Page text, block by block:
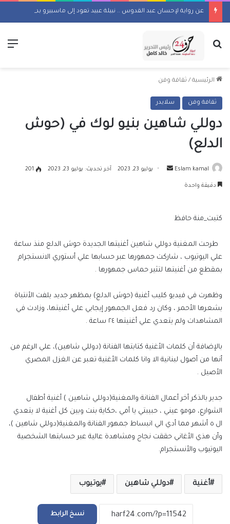
بحث عن
الرئيسية / ثقافة وفن
ثقافة وفن سلايدر
دوللي شاهين بنيو لوك في (حوش
الدلع)
Eslam kamal
أرسل يوليو 23, 2023 آخر تحديث: يوليو 23, 2023 201
دقيقة واحدة
كتبت_منة حافظ
طرحت المغنية دوللي شاهين أغنيتها الجديدة حوش الدلع منذ ساعة
علي اليوتيوب ، شاركت جمهورها عبر حسابها علي أستوري الانستجرام
بمقطع من أغنيتها لتثير حماس جمهورها .
وظهرت في فيديو كليب أغنية (حوش الدلع) بمظهر جديد يلفت الأنتباة
بشعرها الأحمر ، وكان رد فعل الجمهور إيجابي علي أغنيتها، وزادت في
المشاهدات ولم يتعدي علي أغنيتها ٢٤ ساعة .
بالإضافة أن كلمات الأغنية كتابتها الفنانة (دوللي شاهين)، علي الرغم من
أنها من أصول لبنانية الا وانا كلمات الأغنية تعبر عن الغزل المصري
الأصيل .
جدير بالذكر أخر أعمال الفنانة والمغنية(دوللي شاهين ) أغنية أطفال
الشوارع، مومو عيني ، حبيبتي يا أمي ،حكاية بنت وبين كل أغنية لا يتعدي
ال ٥ أشهر مما أدي الي انبساط جمهور الفنانة والمغنية(دوللي شاهين )،
وأن هذي الأغاني حققت نجاح ومشاهدة عالية عبر حسابتها الشخصية
اليوتيوب والأنستجرام.
أغنية دوللي شاهين يوتيوب
نسخ الرابط